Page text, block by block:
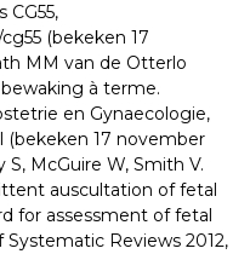
CG55,
(bekeken 17
MM van de Otterlo
à terme.
en Gynaecologie,
17 november
S, McGuire W, Smith V.
auscultation of fetal
for assessment of fetal
Reviews 2012,